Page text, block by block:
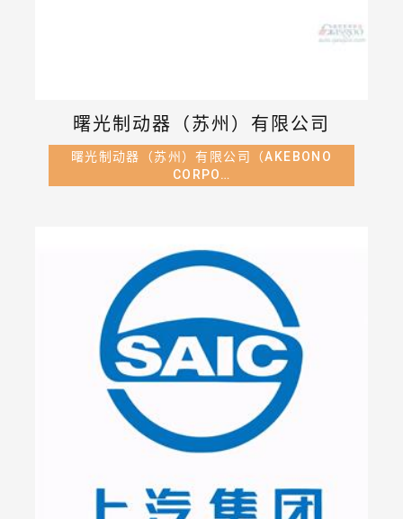
曙光制动器（苏州）有限公司
曙光制动器（苏州）有限公司（AKEBONO
CORPO…